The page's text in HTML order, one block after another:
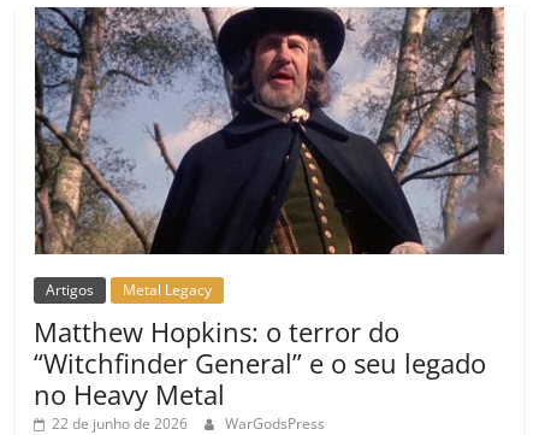
Artigos Metal Legacy
Matthew Hopkins: o terror do
“Witchfinder General” e o seu legado
no Heavy Metal
22 de junho de 2026 WarGodsPress